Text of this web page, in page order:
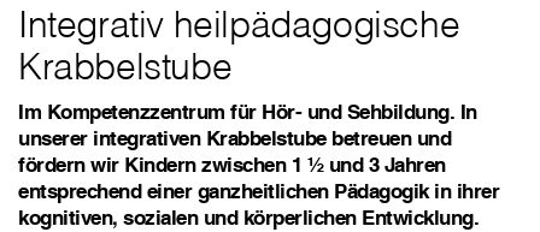
Integrativ heilpädagogische
Krabbelstube
Im Kompetenzzentrum für Hör- und Sehbildung. In
unserer integrativen Krabbelstube betreuen und
fördern wir Kindern zwischen 1 ½ und 3 Jahren
entsprechend einer ganzheitlichen Pädagogik in ihrer
kognitiven, sozialen und körperlichen Entwicklung.